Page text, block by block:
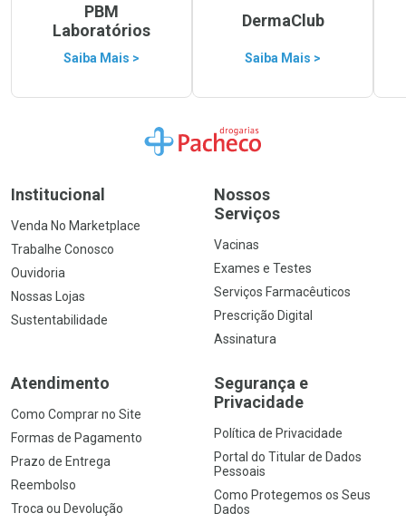
PBM
Laboratórios
Saiba Mais >
DermaClub
Saiba Mais >
Ir para a Home
Institucional
Venda No Marketplace
Trabalhe Conosco
Ouvidoria
Nossas Lojas
Sustentabilidade
Nossos
Serviços
Vacinas
Exames e Testes
Serviços Farmacêuticos
Prescrição Digital
Assinatura
Atendimento
Como Comprar no Site
Formas de Pagamento
Prazo de Entrega
Reembolso
Troca ou Devolução
Segurança e
Privacidade
Política de Privacidade
Portal do Titular de Dados
Pessoais
Como Protegemos os Seus
Dados